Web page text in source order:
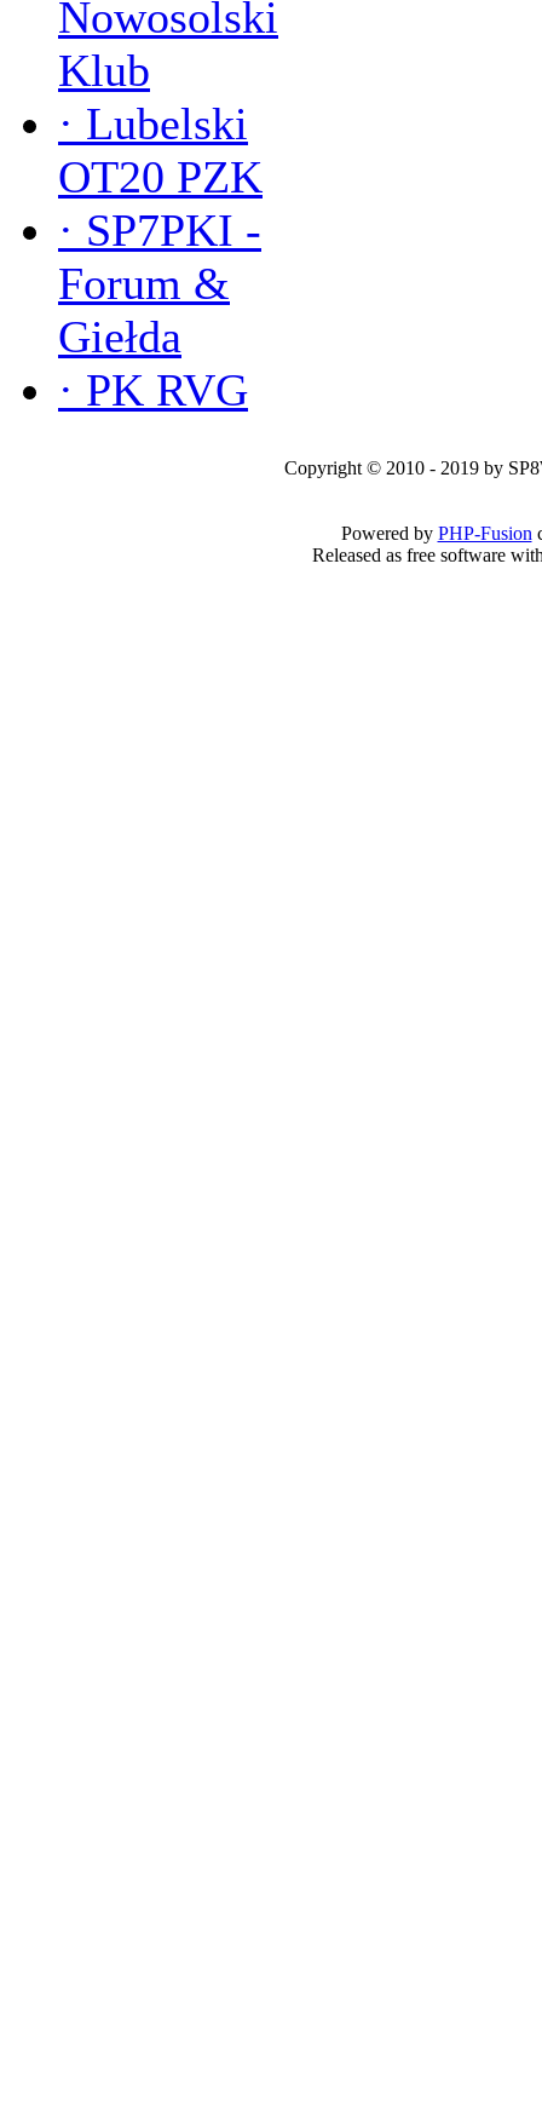
Nowosolski
Klub
· Lubelski
OT20 PZK
· SP7PKI -
Forum &
Giełda
· PK RVG
Copyright © 2010 - 2019 by
Powered by PHP-Fusion
Released as free software